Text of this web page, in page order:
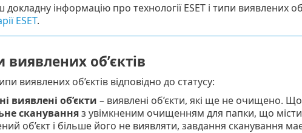
докладну інформацію про технології ESET і типи виявлених
ESET.
виявлених об’єктів
виявлених об’єктів відповідно до статусу:
виявлені об’єкти – виявлені об’єкти, які ще не очищено.
скануванняз увімкненим очищенням для папки, що
об’єкт і більше його не виявляти, завдання сканування